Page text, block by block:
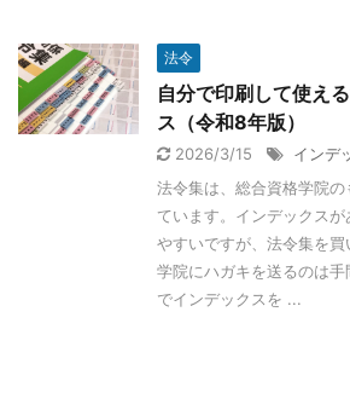
法令
自分で印刷して使え
ス（令和8年版）
2026/3/15 インデ
法令集は、総合資格学院
ています。インデックス
やすいですが、法令集を
学院にハガキを送るのは
でインデックスを ...